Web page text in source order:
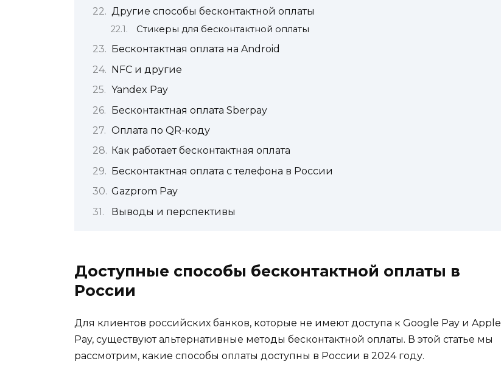
Другие способы бесконтактной оплаты
Стикеры для бесконтактной оплаты
Бесконтактная оплата на Android
NFС и другие
Yandex Pay
Бесконтактная оплата Sberpay
Оплата по QR-коду
Как работает бесконтактная оплата
Бесконтактная оплата с телефона в России
Gazprom Pay
Выводы и перспективы
Доступные способы бесконтактной оплаты в
России
Для клиентов российских банков, которые не имеют доступа к Google Pay и Apple
Pay, существуют альтернативные методы бесконтактной оплаты. В этой статье мы
рассмотрим, какие способы оплаты доступны в России в 2024 году.